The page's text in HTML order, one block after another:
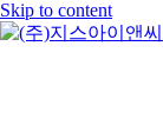
Skip to content